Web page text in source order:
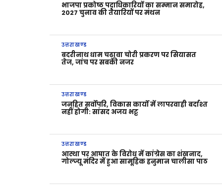
भाजपा प्रकोष्ठ पदाधिकारियों का सम्मान समारोह,
2027 चुनाव की तैयारियों पर मंथन
उत्तराखण्ड
बदरीनाथ धाम चढ़ावा चोरी प्रकरण पर सियासत
तेज, जांच पर सबकी नजर
उत्तराखण्ड
जनहित सर्वोपरि, विकास कार्यों में लापरवाही बर्दाश्त
नहीं होगी: सांसद अजय भट्ट
उत्तराखण्ड
आस्था पर आघात के विरोध में कांग्रेस का शंखनाद,
गोल्ज्यू मंदिर में हुआ सामूहिक हनुमान चालीसा पाठ